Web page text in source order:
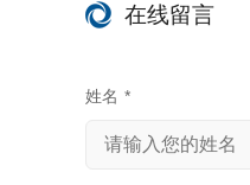
在线留言
姓名 *